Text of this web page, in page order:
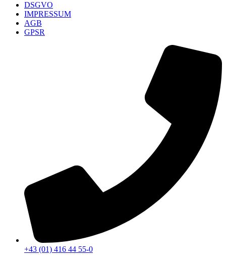
DSGVO
IMPRESSUM
AGB
GPSR
+43 (01) 416 44 55-0